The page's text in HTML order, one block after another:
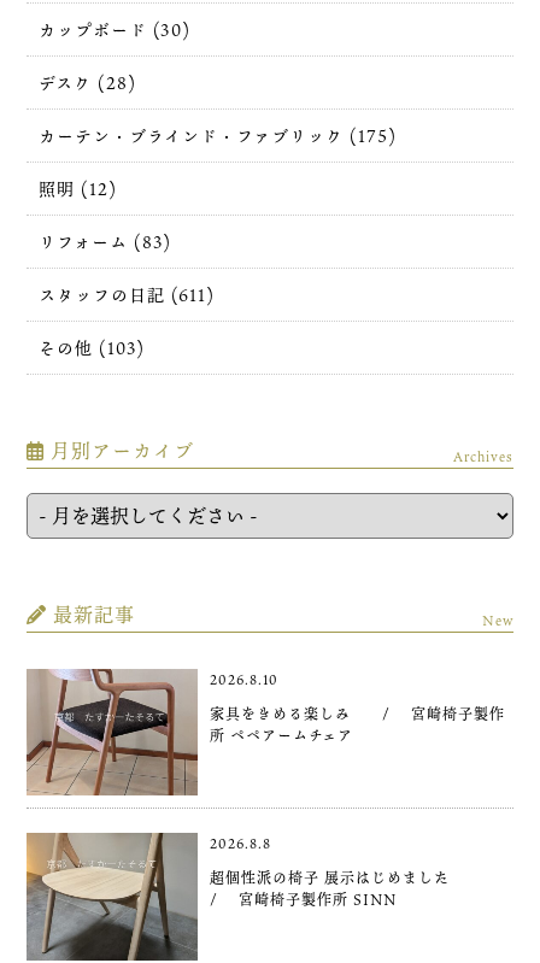
カップボード (30)
デスク (28)
カーテン・ブラインド・ファブリック (175)
照明 (12)
リフォーム (83)
スタッフの日記 (611)
その他 (103)
月別アーカイブ Archives
最新記事 New
2026.8.10
家具をきめる楽しみ / 宮崎椅子製作
所 ペペアームチェア
2026.8.8
超個性派の椅子 展示はじめました
/ 宮崎椅子製作所 SINN